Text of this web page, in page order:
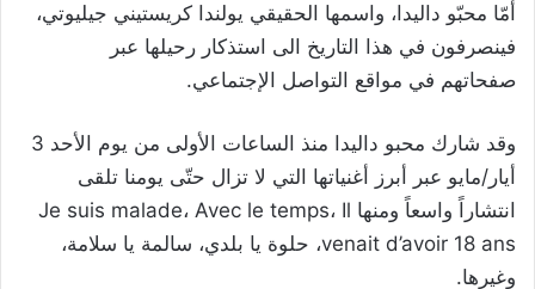
أمّا محبّو داليدا، واسمها الحقيقي يولندا كريستيني جيليوتي،
فينصرفون في هذا التاريخ الى استذكار رحيلها عبر
صفحاتهم في مواقع التواصل الإجتماعي.
وقد شارك محبو داليدا منذ الساعات الأولى من يوم الأحد 3
أيار/مايو عبر أبرز أغنياتها التي لا تزال حتّى يومنا تلقى
انتشاراً واسعاً ومنها Je suis malade، Avec le temps، Il
venait d’avoir 18 ans، حلوة يا بلدي، سالمة يا سلامة،
وغيرها.